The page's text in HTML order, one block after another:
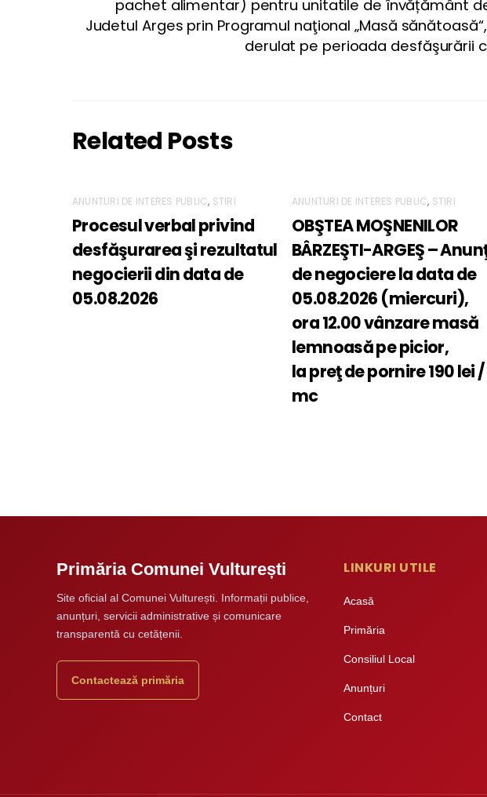
pachet alimentar) pentru unitatile de învățământ
Judetul Arges prin Programul naţional „Masă
derulat pe perioada desfăşurării
Related Posts
ANUNTURI DE INTERES PUBLIC, STIRI
Procesul verbal privind
desfăşurarea şi rezultatul
negocierii din data de
05.08.2026
ANUNTURI DE INTERES PUBLIC, STIRI
OBŞTEA MOŞNENILOR
BÂRZEŞTI-ARGEŞ –
de negociere la data de
05.08.2026 (miercuri),
ora 12.00 vânzare masă
lemnoasă pe picior,
la preţ de pornire 190 lei /
mc
Primăria Comunei Vulturești
Site oficial al Comunei Vulturești. Informații publice,
anunțuri, servicii administrative și comunicare
transparentă cu cetățenii.
Contactează primăria
LINKURI UTILE
Acasă
Primăria
Consiliul Local
Anunțuri
Contact